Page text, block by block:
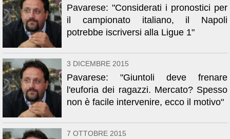
Pavarese: "Considerati i pronostici per
il campionato italiano, il Napoli
potrebbe iscriversi alla Ligue 1"
3 DICEMBRE 2015
Pavarese: "Giuntoli deve frenare
l'euforia dei ragazzi. Mercato? Spesso
non è facile intervenire, ecco il motivo"
7 OTTOBRE 2015